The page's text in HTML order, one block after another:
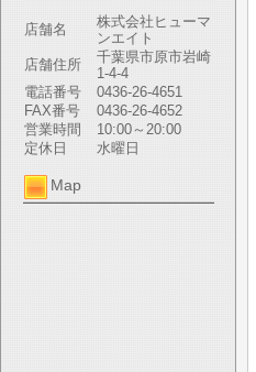
店舗名
株式会社ヒューマ
ンエイト
店舗住所
千葉県市原市岩崎
1-4-4
電話番号
0436-26-4651
FAX番号
0436-26-4652
営業時間
10:00～20:00
定休日
水曜日
Map